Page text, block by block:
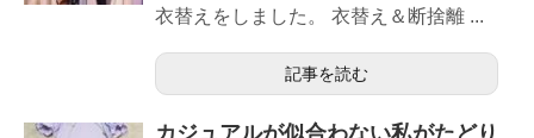
衣替えをしました。 衣替え＆断捨離 ...
記事を読む